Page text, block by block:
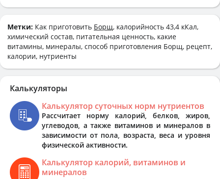
Метки: Как приготовить Борщ, калорийность 43,4 кКал,
химический состав, питательная ценность, какие
витамины, минералы, способ приготовления Борщ, рецепт,
калории, нутриенты
Калькуляторы
Калькулятор суточных норм нутриентов
Рассчитает норму калорий, белков, жиров,
углеводов, а также витаминов и минералов в
зависимости от пола, возраста, веса и уровня
физической активности.
Калькулятор калорий, витаминов и
минералов